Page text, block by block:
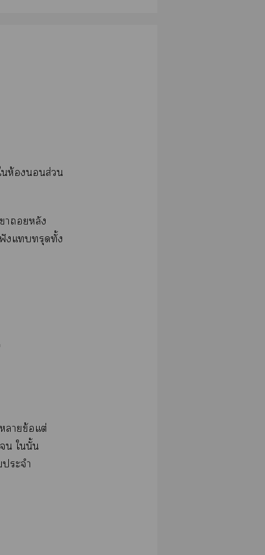
ห้องส่วน
าหลัง
งแทรุดทั้ง
าข้อแต่
น ในั้น
ระจำ